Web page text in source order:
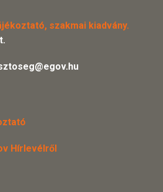
szakmai kiadvány.
Hírlevélről